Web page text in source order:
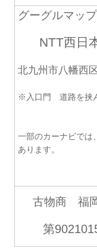
グーグルマッ
NTT西日
北九州市八幡西
※入口門 道路を挟
一部のカーナビでは
あります。
古物商 福岡
第